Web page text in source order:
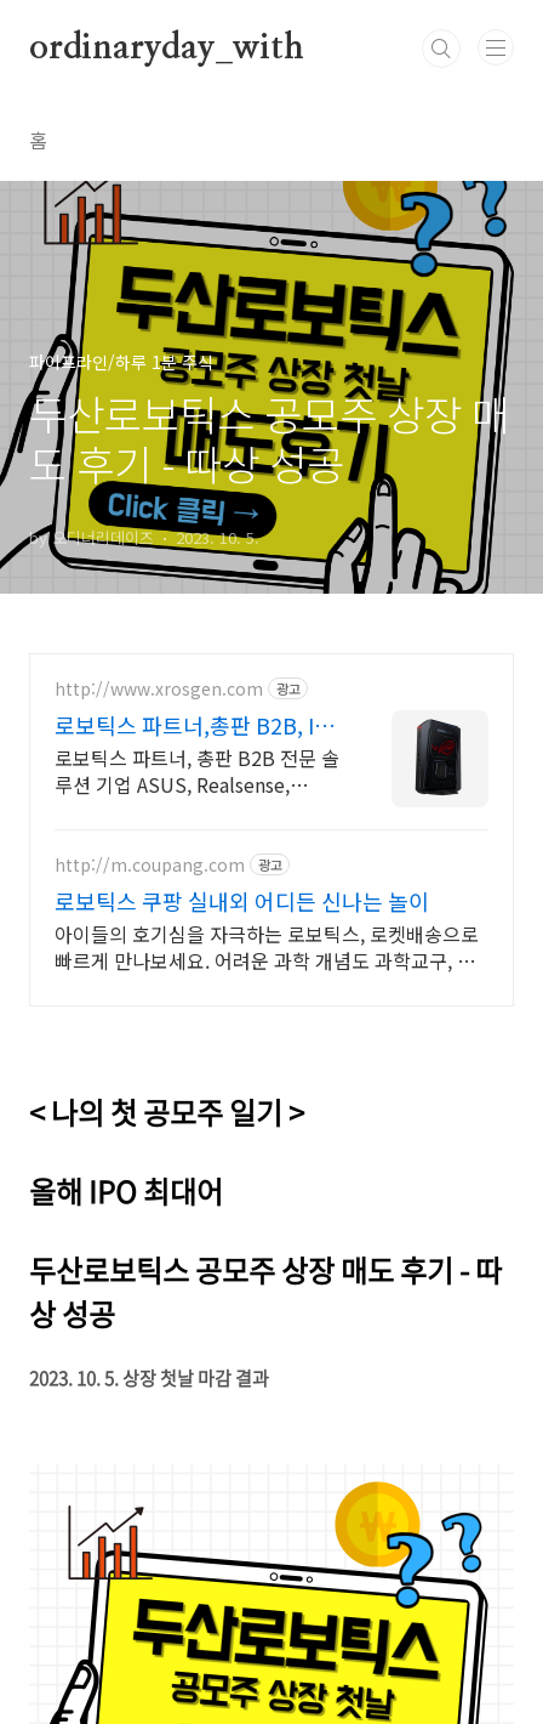
ordinaryday_with
홈
파이프라인/하루 1분 주식
두산로보틱스 공모주 상장 매
도 후기 - 따상 성공
by 오디너리데이즈 2023. 10. 5.
http://www.xrosgen.com 광고
로보틱스 파트너,총판 B2B, IT
솔루션 전문기업
로보틱스 파트너, 총판 B2B 전문 솔
루션 기업 ASUS, Realsense,
http://m.coupang.com 광고
로보틱스 쿠팡 실내외 어디든 신나는 놀이
아이들의 호기심을 자극하는 로보틱스, 로켓배송으로
빠르게 만나보세요. 어려운 과학 개념도 과학교구, 함
< 나의 첫 공모주 일기 >
올해 IPO 최대어
두산로보틱스 공모주 상장 매도 후기 - 따
상 성공
2023. 10. 5. 상장 첫날 마감 결과